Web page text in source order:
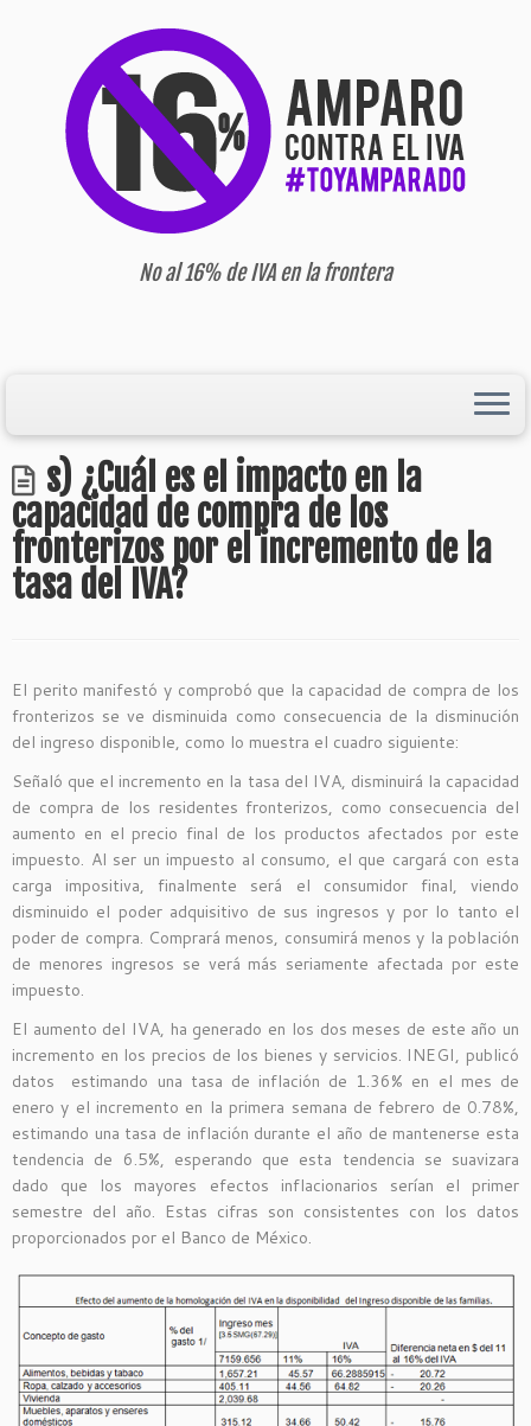
No al 16% de IVA en la frontera
s) ¿Cuál es el impacto en la
capacidad de compra de los
fronterizos por el incremento de la
tasa del IVA?
El perito manifestó y comprobó que la capacidad de compra de los
fronterizos se ve disminuida como consecuencia de la disminución
del ingreso disponible, como lo muestra el cuadro siguiente:
Señaló que el incremento en la tasa del IVA, disminuirá la capacidad
de compra de los residentes fronterizos, como consecuencia del
aumento en el precio final de los productos afectados por este
impuesto. Al ser un impuesto al consumo, el que cargará con esta
carga impositiva, finalmente será el consumidor final, viendo
disminuido el poder adquisitivo de sus ingresos y por lo tanto el
poder de compra. Comprará menos, consumirá menos y la población
de menores ingresos se verá más seriamente afectada por este
impuesto.
El aumento del IVA, ha generado en los dos meses de este año un
incremento en los precios de los bienes y servicios. INEGI, publicó
datos estimando una tasa de inflación de 1.36% en el mes de
enero y el incremento en la primera semana de febrero de 0.78%,
estimando una tasa de inflación durante el año de mantenerse esta
tendencia de 6.5%, esperando que esta tendencia se suavizara
dado que los mayores efectos inflacionarios serían el primer
semestre del año. Estas cifras son consistentes con los datos
proporcionados por el Banco de México.